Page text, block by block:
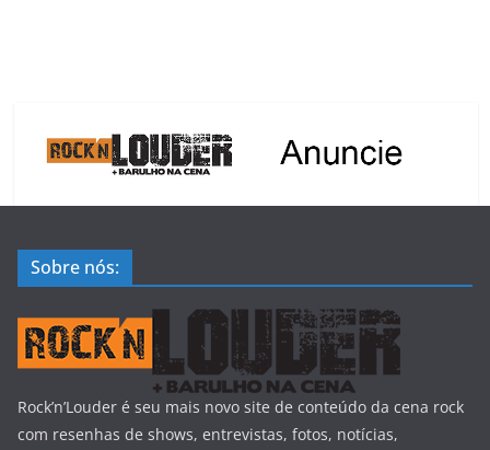
Sobre nós:
Rock’n’Louder é seu mais novo site de conteúdo da cena rock
com resenhas de shows, entrevistas, fotos, notícias,